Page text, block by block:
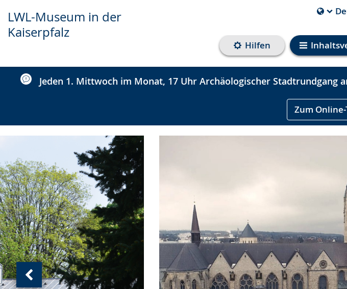
Transkript anzeigen
Abspielen
Pausieren
LWL-Museum in der
Kaiserpfalz
Die
ist
Hilfen
Jeden 1. Mittwoch im Monat, 17 Uhr Archäologischer Stadtrundgang
Zum
Vorherige